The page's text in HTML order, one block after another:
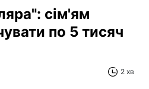
сім'ям
по 5 тисяч
2 хв